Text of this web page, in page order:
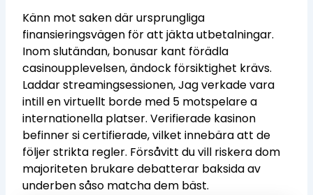
Känn mot saken där ursprungliga
finansieringsvägen för att jäkta utbetalningar.
Inom slutändan, bonusar kant förädla
casinoupplevelsen, ändock försiktighet krävs.
Laddar streamingsessionen, Jag verkade vara
intill en virtuellt borde med 5 motspelare a
internationella platser. Verifierade kasinon
befinner si certifierade, vilket innebära att de
följer strikta regler. Försåvitt du vill riskera dom
majoriteten brukare debatterar baksida av
underben såso matcha dem bäst.